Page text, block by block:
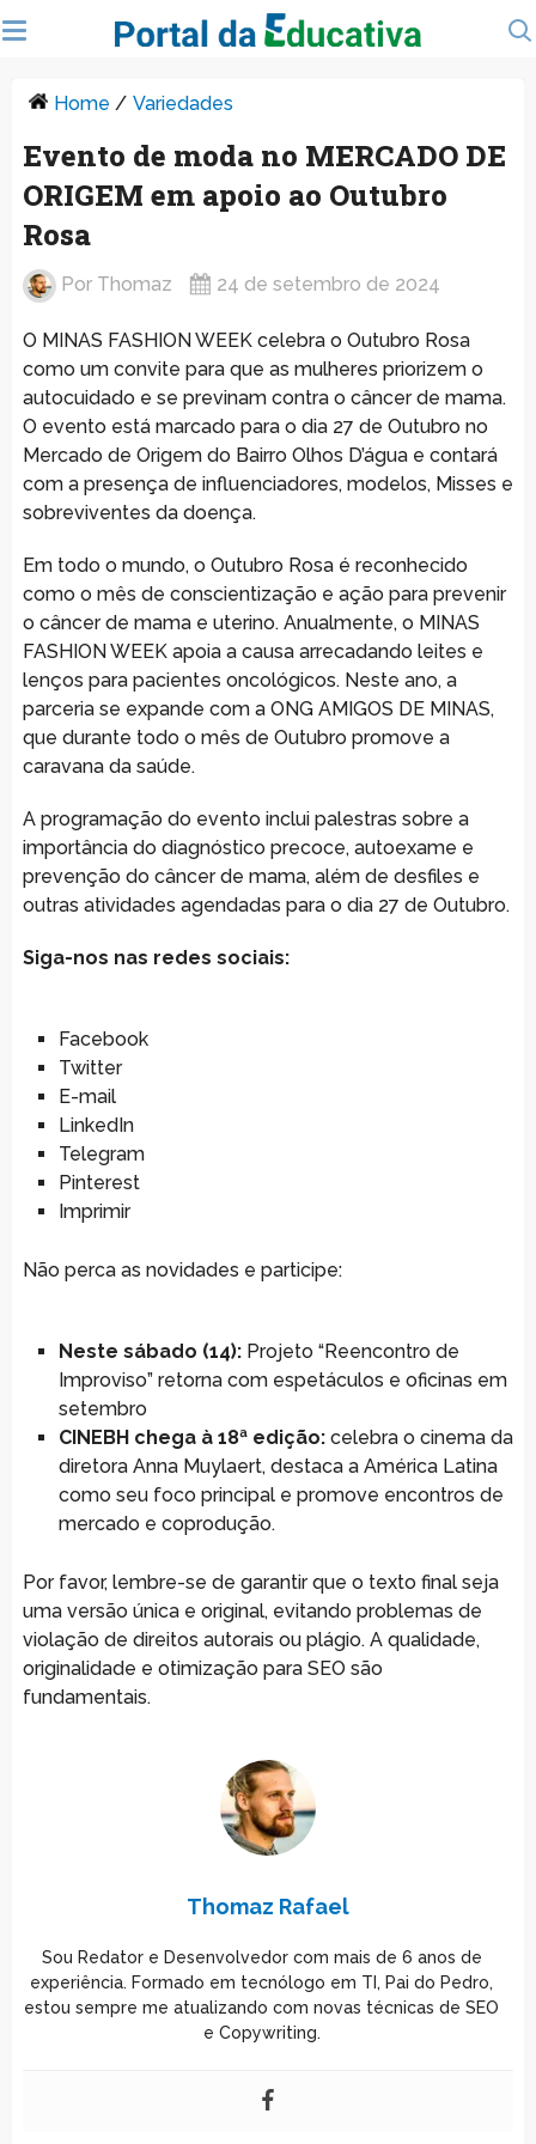
Home / Variedades
Evento de moda no MERCADO DE
ORIGEM em apoio ao Outubro
Rosa
Por Thomaz 24 de setembro de 2024
O MINAS FASHION WEEK celebra o Outubro Rosa
como um convite para que as mulheres priorizem o
autocuidado e se previnam contra o câncer de mama.
O evento está marcado para o dia 27 de Outubro no
Mercado de Origem do Bairro Olhos D’água e contará
com a presença de influenciadores, modelos, Misses e
sobreviventes da doença.
Em todo o mundo, o Outubro Rosa é reconhecido
como o mês de conscientização e ação para prevenir
o câncer de mama e uterino. Anualmente, o MINAS
FASHION WEEK apoia a causa arrecadando leites e
lenços para pacientes oncológicos. Neste ano, a
parceria se expande com a ONG AMIGOS DE MINAS,
que durante todo o mês de Outubro promove a
caravana da saúde.
A programação do evento inclui palestras sobre a
importância do diagnóstico precoce, autoexame e
prevenção do câncer de mama, além de desfiles e
outras atividades agendadas para o dia 27 de Outubro.
Siga-nos nas redes sociais:
Facebook
Twitter
E-mail
LinkedIn
Telegram
Pinterest
Imprimir
Não perca as novidades e participe:
Neste sábado (14):Projeto “Reencontro de
Improviso” retorna com espetáculos e oficinas em
setembro
CINEBH chega à 18ª edição:celebra o cinema da
diretora Anna Muylaert, destaca a América Latina
como seu foco principal e promove encontros de
mercado e coprodução.
Por favor, lembre-se de garantir que o texto final seja
uma versão única e original, evitando problemas de
violação de direitos autorais ou plágio. A qualidade,
originalidade e otimização para SEO são
fundamentais.
Thomaz Rafael
Sou Redator e Desenvolvedor com mais de 6 anos de
experiência. Formado em tecnólogo em TI, Pai do Pedro,
estou sempre me atualizando com novas técnicas de SEO
e Copywriting.